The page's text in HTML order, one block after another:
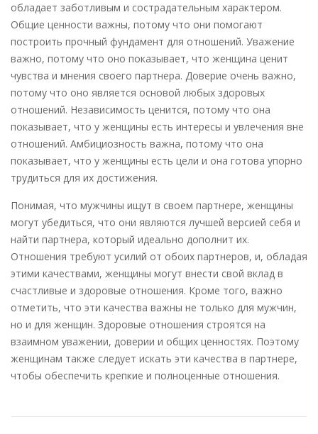
обладает заботливым и сострадательным характером.
Общие ценности важны, потому что они помогают
построить прочный фундамент для отношений. Уважение
важно, потому что оно показывает, что женщина ценит
чувства и мнения своего партнера. Доверие очень важно,
потому что оно является основой любых здоровых
отношений. Независимость ценится, потому что она
показывает, что у женщины есть интересы и увлечения вне
отношений. Амбициозность важна, потому что она
показывает, что у женщины есть цели и она готова упорно
трудиться для их достижения.
Понимая, что мужчины ищут в своем партнере, женщины
могут убедиться, что они являются лучшей версией себя и
найти партнера, который идеально дополнит их.
Отношения требуют усилий от обоих партнеров, и, обладая
этими качествами, женщины могут внести свой вклад в
счастливые и здоровые отношения. Кроме того, важно
отметить, что эти качества важны не только для мужчин,
но и для женщин. Здоровые отношения строятся на
взаимном уважении, доверии и общих ценностях. Поэтому
женщинам также следует искать эти качества в партнере,
чтобы обеспечить крепкие и полноценные отношения.